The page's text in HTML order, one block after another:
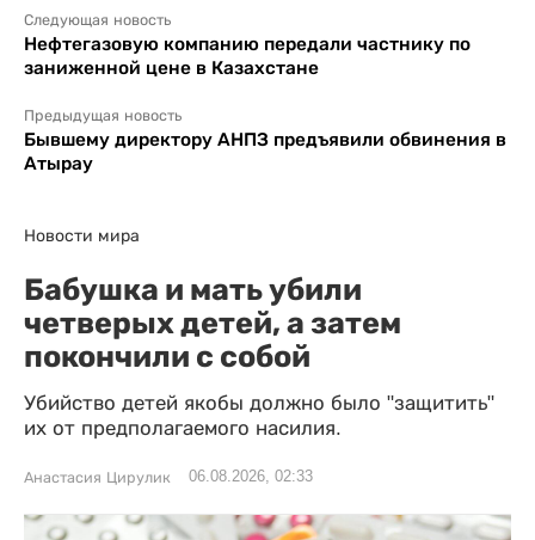
Следующая новость
Нефтегазовую компанию передали частнику по
заниженной цене в Казахстане
Предыдущая новость
Бывшему директору АНПЗ предъявили обвинения в
Атырау
Новости мира
Бабушка и мать убили
четверых детей, а затем
покончили с собой
Убийство детей якобы должно было "защитить"
их от предполагаемого насилия.
Анастасия Цирулик 06.08.2026, 02:33